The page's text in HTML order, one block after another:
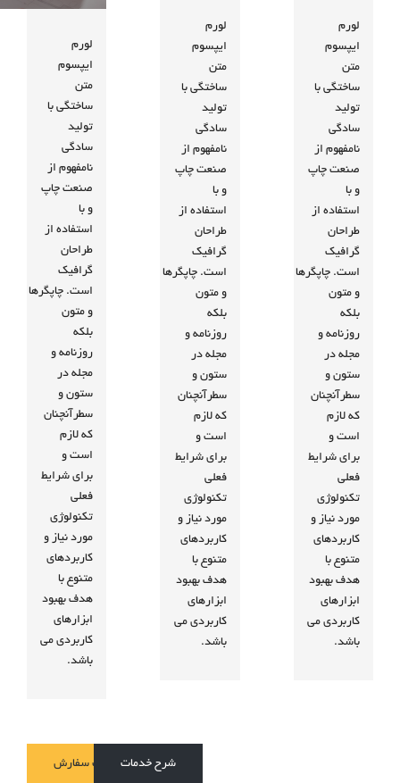
لورم
ایپسوم
متن
ساختگی با
تولید
سادگی
نامفهوم از
صنعت چاپ
و با
استفاده از
طراحان
گرافیک
است. چاپگرها
و متون
بلکه
روزنامه و
مجله در
ستون و
سطرآنچنان
که لازم
است و
برای شرایط
فعلی
تکنولوژی
مورد نیاز و
کاربردهای
متنوع با
هدف بهبود
ابزارهای
کاربردی می
باشد.
لورم
ایپسوم
متن
ساختگی با
تولید
سادگی
نامفهوم از
صنعت چاپ
و با
استفاده از
طراحان
گرافیک
است. چاپگرها
و متون
بلکه
روزنامه و
مجله در
ستون و
سطرآنچنان
که لازم
است و
برای شرایط
فعلی
تکنولوژی
مورد نیاز و
کاربردهای
متنوع با
هدف بهبود
ابزارهای
کاربردی می
باشد.
لورم
ایپسوم
متن
ساختگی با
تولید
سادگی
نامفهوم از
صنعت چاپ
و با
استفاده از
طراحان
گرافیک
است. چاپگرها
و متون
بلکه
روزنامه و
مجله در
ستون و
سطرآنچنان
که لازم
است و
برای شرایط
فعلی
تکنولوژی
مورد نیاز و
کاربردهای
متنوع با
هدف بهبود
ابزارهای
کاربردی می
باشد.
ثبت سفارش شرح خدمات